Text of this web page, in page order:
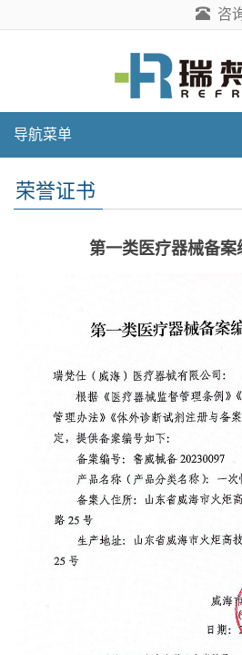
咨
导航菜单
荣誉证书
第一类医疗器械备案